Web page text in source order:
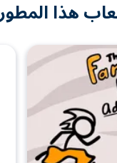
هذا المطور